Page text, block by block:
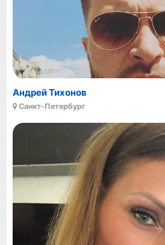
Андрей Тихонов
Санкт-Петербург